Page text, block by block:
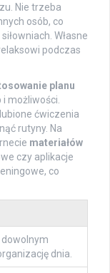
Nie trzeba
osób, co
Własne
podczas
planu
możliwości.
ćwiczenia
rutyny. Na
materiałów
czy aplikacje
co
dnia.